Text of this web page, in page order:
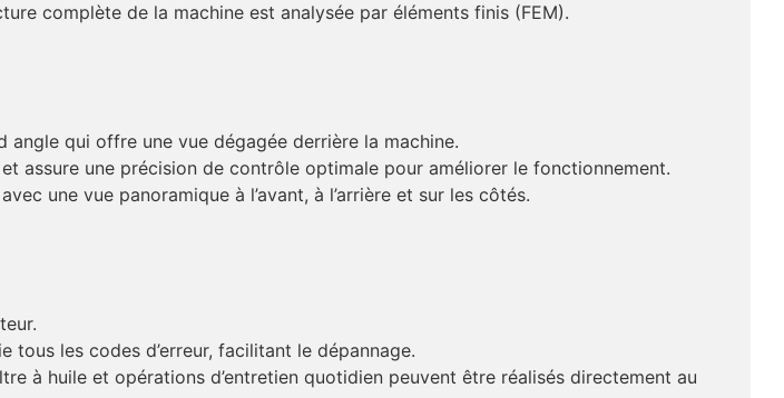
complète de la machine est analysée par éléments finis (FEM).
qui offre une vue dégagée derrière la machine.
assure une précision de contrôle optimale pour améliorer le fonctionnement.
une vue panoramique à l’avant, à l’arrière et sur les côtés.
tous les codes d’erreur, facilitant le dépannage.
à huile et opérations d’entretien quotidien peuvent être réalisés directement au